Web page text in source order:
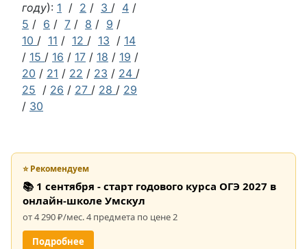
году): 1 / 2 / 3 / 4 /
5 / 6 / 7 / 8 / 9 /
10 / 11 / 12 / 13 / 14
/ 15 / 16 / 17 / 18 / 19 /
20 / 21 / 22 / 23 / 24 /
25 / 26 / 27 / 28 / 29
/ 30
⭐ Рекомендуем
📚 1 сентября - старт годового курса ОГЭ 2027 в
онлайн-школе Умскул
от 4 290 ₽/мес. 4 предмета по цене 2
Подробнее